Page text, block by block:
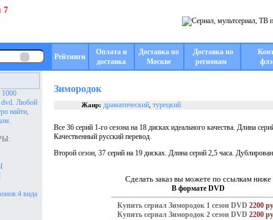
7
Рейтинги
Оплата и
доставка
Доставка по
Москве
Доставка по
регионам
1000
dvd. Любой
найти,
вида
Зимородок
Жанр: драматический, турецкий
Все 36 серий 1-го сезона на 18 дисках идеального качества. Длина
Качественный русский перевод.
Второй сезон, 37 серий на 19 дисках. Длина серий 2,5 часа.
Сделать заказ вы можете по ссылкам ниже
В формате DVD
Купить сериал Зимородок 1 сезон DVD 2200
Купить сериал Зимородок 2 сезон DVD 2200